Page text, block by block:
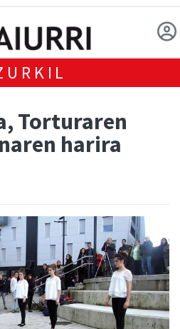
Torturaren
harira